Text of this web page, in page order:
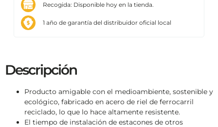
Recogida: Disponible hoy en la tienda.
1 año de garantía del distribuidor oficial local
Descripción
Producto amigable con el medioambiente, sostenible y
ecológico, fabricado en acero de riel de ferrocarril
reciclado, lo que lo hace altamente resistente.
El tiempo de instalación de estacones de otros